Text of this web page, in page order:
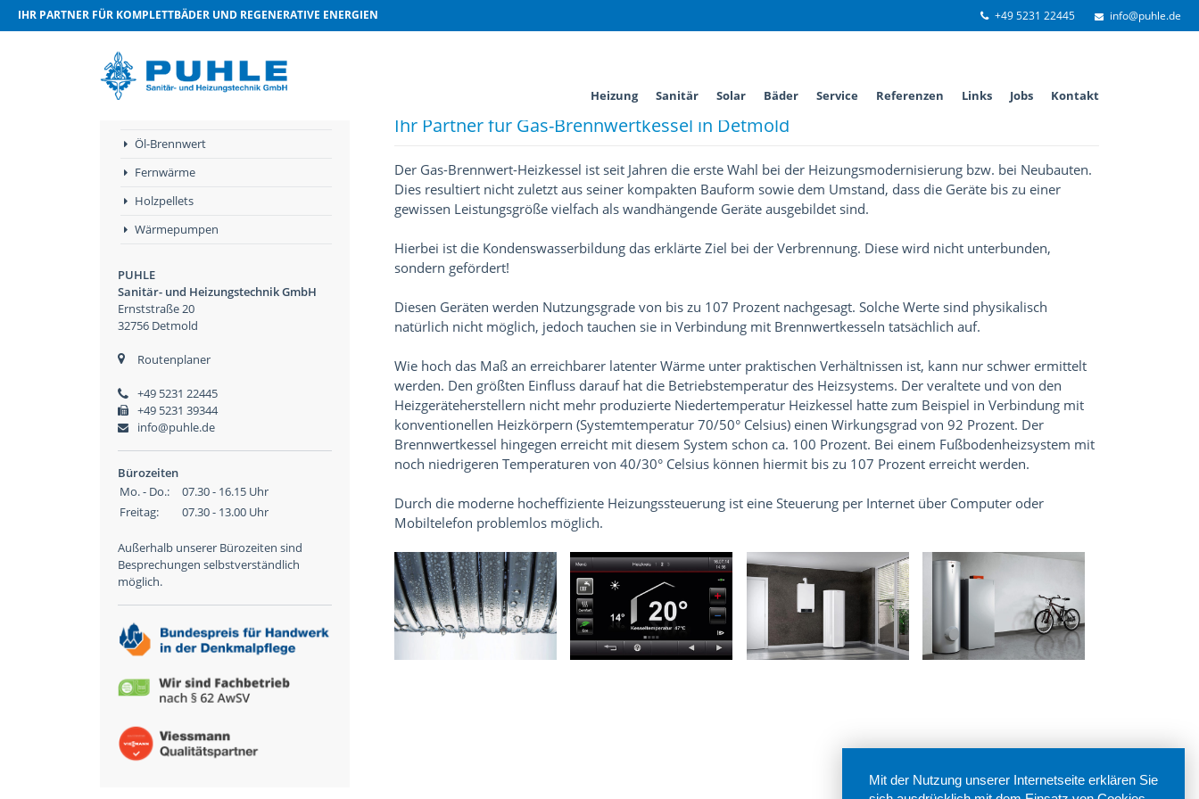
Mit der Nutzung unserer Internetseite erklären Sie
IHR PARTNER FÜR KOMPLETTBÄDER UND REGENERATIVE ENERGIEN +49 5231 22445 info@puhle.de
Heizung Sanitär Solar Bäder Service Referenzen Links Jobs Kontakt
Heizung
Öl-Brennwert
Fernwärme
Holzpellets
Wärmepumpen
PUHLE
Sanitär- und Heizungstechnik GmbH
Ernststraße 20
32756 Detmold
Routenplaner
+49 5231 22445
+49 5231 39344
info@puhle.de
Bürozeiten
Mo. - Do.:
07.30 - 16.15 Uhr
Freitag:
07.30 - 13.00 Uhr
Außerhalb unserer Bürozeiten sind
Besprechungen selbstverständlich
möglich.
Gas-Brennwertkessel
Ihr Partner für Gas-Brennwertkessel in Detmold
Der Gas-Brennwert-Heizkessel ist seit Jahren die erste Wahl bei der Heizungsmodernisierung bzw. bei Neubauten.
Dies resultiert nicht zuletzt aus seiner kompakten Bauform sowie dem Umstand, dass die Geräte bis zu einer
gewissen Leistungsgröße vielfach als wandhängende Geräte ausgebildet sind.
Hierbei ist die Kondenswasserbildung das erklärte Ziel bei der Verbrennung. Diese wird nicht unterbunden,
sondern gefördert!
Diesen Geräten werden Nutzungsgrade von bis zu 107 Prozent nachgesagt. Solche Werte sind physikalisch
natürlich nicht möglich, jedoch tauchen sie in Verbindung mit Brennwertkesseln tatsächlich auf.
Wie hoch das Maß an erreichbarer latenter Wärme unter praktischen Verhältnissen ist, kann nur schwer ermittelt
werden. Den größten Einfluss darauf hat die Betriebstemperatur des Heizsystems. Der veraltete und von den
Heizgeräteherstellern nicht mehr produzierte Niedertemperatur Heizkessel hatte zum Beispiel in Verbindung mit
konventionellen Heizkörpern (Systemtemperatur 70/50° Celsius) einen Wirkungsgrad von 92 Prozent. Der
Brennwertkessel hingegen erreicht mit diesem System schon ca. 100 Prozent. Bei einem Fußbodenheizsystem mit
noch niedrigeren Temperaturen von 40/30° Celsius können hiermit bis zu 107 Prozent erreicht werden.
Durch die moderne hocheffiziente Heizungssteuerung ist eine Steuerung per Internet über Computer oder
Mobiltelefon problemlos möglich.